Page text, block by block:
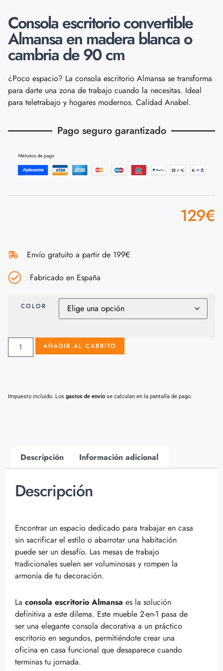
Consola escritorio convertible
Almansa en madera blanca o
cambria de 90 cm
¿Poco espacio? La consola escritorio Almansa se transforma
para darte una zona de trabajo cuando la necesitas. Ideal
para teletrabajo y hogares modernos. Calidad Anabel.
Pago seguro garantizado
129€
Envío gratuito a partir de 199€
Fabricado en España
COLOR
AÑADIR AL CARRITO
Impuesto incluido. Los gastos de envío se calculan en la pantalla de pago.
Descripción Información adicional
Descripción
Encontrar un espacio dedicado para trabajar en casa
sin sacrificar el estilo o abarrotar una habitación
puede ser un desafío. Las mesas de trabajo
tradicionales suelen ser voluminosas y rompen la
armonía de tu decoración.
La consola escritorio Almansa es la solución
definitiva a este dilema. Este mueble 2-en-1 pasa de
ser una elegante consola decorativa a un práctico
escritorio en segundos, permitiéndote crear una
oficina en casa funcional que desaparece cuando
terminas tu jornada.